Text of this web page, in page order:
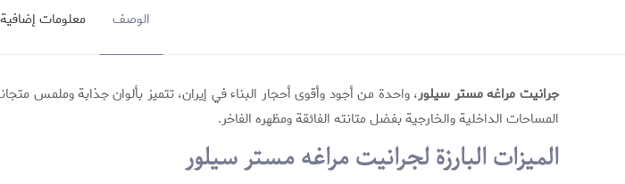
الوصف معلومات إضافية
جرانیت مراغه مستر سيلور، واحدة من أجود وأقوى أحجار البناء في إيران، تتميز بألوان جذابة وملمس
المساحات الداخلية والخارجية بفضل متانته الفائقة ومظهره الفاخر.
الميزات البارزة لجرانيت مراغه مستر سيلور